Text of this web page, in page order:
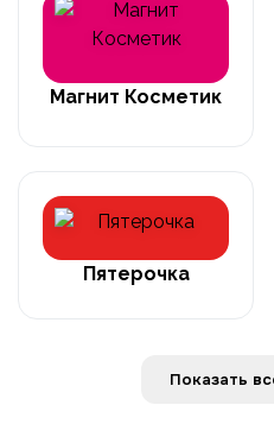
Магнит Косметик
Пятерочка